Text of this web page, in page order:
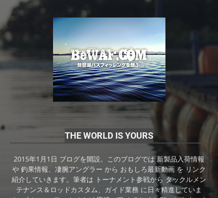
THE WORLD IS YOURS
2015年1月1日 ブログを開設。このブログでは 新製品入荷情報
や 釣果情報、凄腕アングラー から おもしろ最新動画 を リンク
紹介していきます。筆者は トーナメント参戦から タックルメン
テナンス＆ロッドカスタム、ガイド業務 に日々精進していま